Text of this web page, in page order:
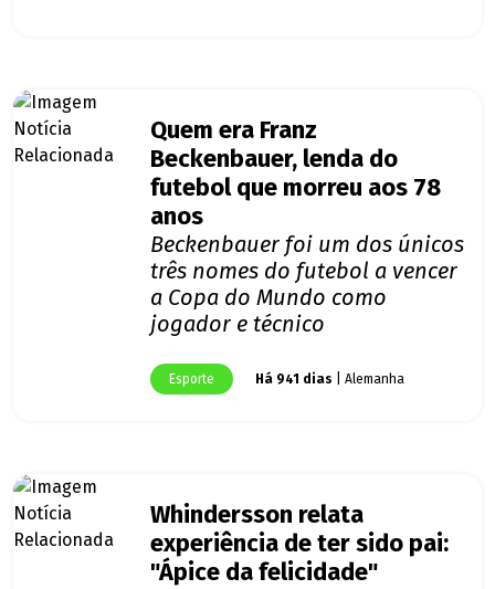
Quem era Franz
Beckenbauer, lenda do
futebol que morreu aos 78
anos
Beckenbauer foi um dos únicos
três nomes do futebol a vencer
a Copa do Mundo como
jogador e técnico
Esporte Há 941 dias | Alemanha
Whindersson relata
experiência de ter sido pai:
"Ápice da felicidade"